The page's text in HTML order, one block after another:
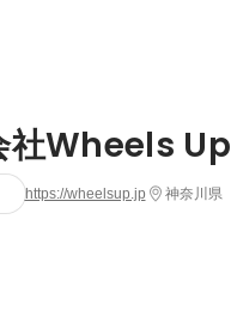
社Wheels Up
https://wheelsup.jp 神奈川県